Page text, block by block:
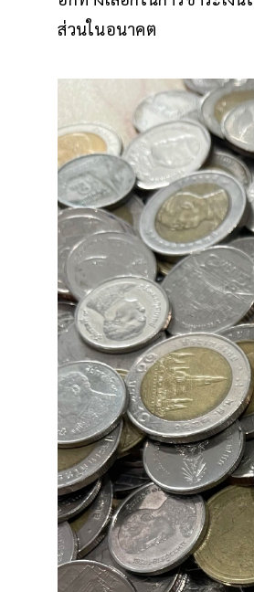
ส่วนในอนาคต